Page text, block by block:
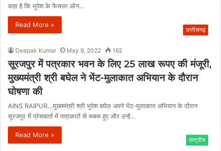
कहा है कि भूपेश के फैसला ऑन…
Read More »
छत्तीसगढ़
Deepak Kumar May 9, 2022 162
सूरजपुर में पत्रकार भवन के लिए 25 लाख रूपए की मंजूरी,
मुख्यमंत्री श्री बघेल ने भेंट-मुलाकात अभियान के दौरान
घोषणा की
AINS RAIPUR…मुख्यमंत्री श्री भूपेश बघेल अपने भेंट-मुलाकात अभियान के दौरान
सूरजपुर में प्रेसवार्ता में पत्रकारों से रूबरू हुए और उन्हें…
Read More »
राष्ट्रीय